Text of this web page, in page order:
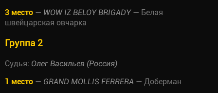
3 место — WOW IZ BELOY BRIGADY— Белая
швейцарская овчарка
Группа 2
Судья: Олег Васильев (Россия)
1 место — GRAND MOLLIS FERRERA — Доберман